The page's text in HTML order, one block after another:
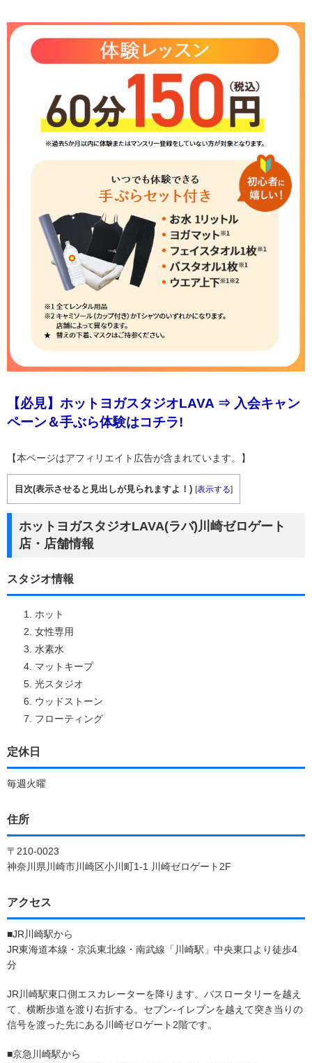
【必見】ホットヨガスタジオLAVA ⇒ 入会キャン
ペーン＆手ぶら体験はコチラ!
【本ページはアフィリエイト広告が含まれています。】
目次(表示させると見出しが見られますよ！) [表示する]
ホットヨガスタジオLAVA(ラバ)川崎ゼロゲート
店・店舗情報
スタジオ情報
ホット
女性専用
水素水
マットキープ
光スタジオ
ウッドストーン
フローティング
定休日
毎週火曜
住所
〒210-0023
神奈川県川崎市川崎区小川町1-1 川崎ゼロゲート2F
アクセス
■JR川崎駅から
JR東海道本線・京浜東北線・南武線「川崎駅」中央東口より徒歩4
分
JR川崎駅東口側エスカレーターを降ります。バスロータリーを越え
て、横断歩道を渡り右折する。セブン‐イレブンを越えて突き当りの
信号を渡った先にある川崎ゼロゲート2階です。
■京急川崎駅から